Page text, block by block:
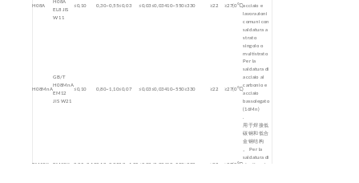
H08A
H08A
EL8 JIS
W11
≤0,10 0,30~0,55≤0,03 ≤0,03≤0,03410~550≥330 ≥22 ≥27(0℃)acciaio e
lavorazioni
comuni con
saldatura a
strato
singolo o
multistrato
H08MnA
GB/T
H08MnA
EM12
JIS W21
≤0,10 0,80~1,10≤0,07 ≤0,03≤0,03410~550≥330 ≥22 ≥27(0℃)
Per la
saldatura di
acciaio al
carbonio e
acciaio
bassolegato
(16Mn)
EM12K EM12K 0,05~0,150,10~0,350,8~1,25 ≤0,03 ≤0,03 410~550≥330 ≥22 ≥27(0℃)
用于焊接低
碳钢和低合
金钢结构
。 Per la
saldatura di
strutture in